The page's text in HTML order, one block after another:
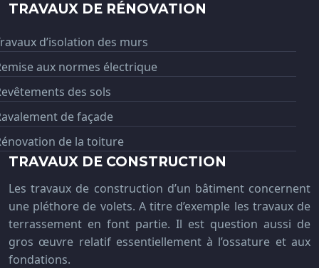
TRAVAUX DE RÉNOVATION
d’isolation des murs
aux normes électrique
des sols
de façade
de la toiture
TRAVAUX DE CONSTRUCTION
Les travaux de construction d’un bâtiment concernent
une pléthore de volets. A titre d’exemple les travaux de
terrassement en font partie. Il est question aussi de
gros œuvre relatif essentiellement à l’ossature et aux
fondations.